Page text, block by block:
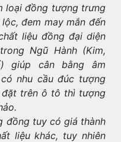
loại đồng tượng trưng
đem may mắn đến
liệu đồng đại diện
Ngũ Hành (Kim,
giúp cân bằng âm
nhu cầu đúc tượng
trên ô tô thì tượng
đồng tuy có giá thành
liệu khác, tuy nhiên